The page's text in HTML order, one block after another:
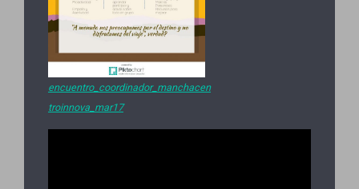
encuentro_coordinador_manchacen
troinnova_mar17